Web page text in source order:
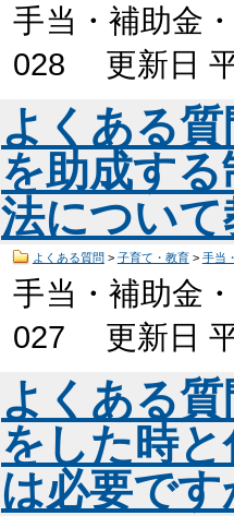
手当・補助金
028 更新日
よくある
を助成す
法につい
よくある質問 > 子育て・教育> 手当
手当・補助金
027 更新日
よくある
をした時
は必要で